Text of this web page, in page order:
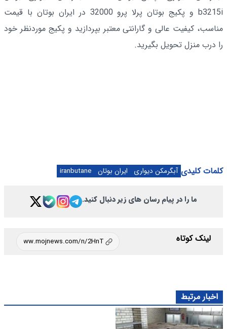
b3215i و پکیج بوتان پرلا پرو 32000 در ایران بوتان با قیمت
مناسب، کیفیت عالی و گارانتی معتبر بپردازید و پکیج موردنظر خود
را درب منزل تحویل بگیرید.
کلمات کلیدی آبگرمکن دیواری ایران بوتان iranbutane
ما را در پیام رسان های زیر دنبال کنید.
لینک کوتاه
اخبار مرتبط